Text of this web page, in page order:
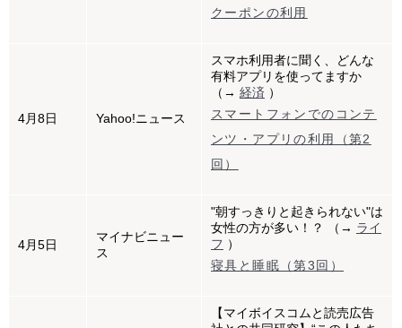
クーポンの利用
4月8日 Yahoo!ニュース
スマホ利用者に聞く、どんな
有料アプリを使ってますか
（→ 経済 ）
スマートフォンでのコンテ
ンツ・アプリの利用（第2
回）
4月5日
マイナビニュー
ス
"朝すっきりと起きられない"は
女性の方が多い！？ （→ ライ
フ ）
寝具と睡眠（第3回）
【マイボイスコムと読売広告